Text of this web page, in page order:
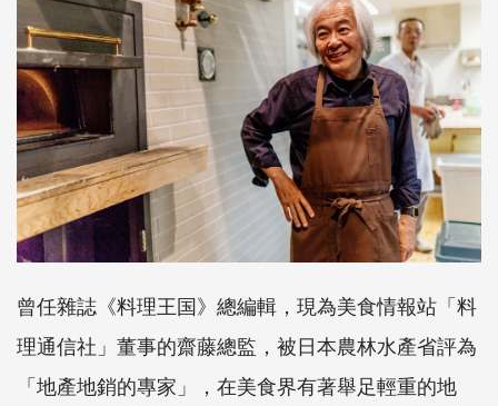
曾任雜誌《料理王国》總編輯，現為美食情報站「料
理通信社」董事的齋藤總監，被日本農林水產省評為
「地產地銷的專家」，在美食界有著舉足輕重的地